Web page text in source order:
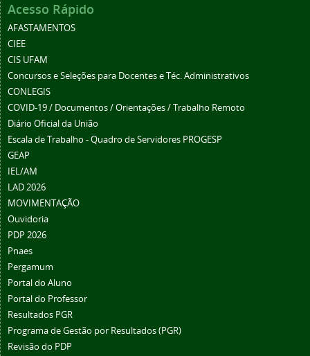
Acesso Rápido
AFASTAMENTOS
CIEE
CIS UFAM
Concursos e Seleções para Docentes e Téc. Administrativos
CONLEGIS
COVID-19 / Documentos / Orientações / Trabalho Remoto
Diário Oficial da União
Escala de Trabalho - Quadro de Servidores PROGESP
GEAP
IEL/AM
LAD 2026
MOVIMENTAÇÃO
Ouvidoria
PDP 2026
Pnaes
Pergamum
Portal do Aluno
Portal do Professor
Resultados PGR
Programa de Gestão por Resultados (PGR)
Revisão do PDP